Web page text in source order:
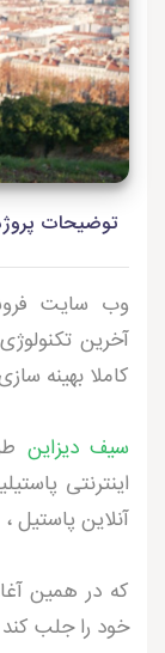
توضیحات
وب سایت
آخرین
کاملا بهینه
سیف دیزاین
اینترنتی
آنلاین پاستیل
که در همین
خود را جلب